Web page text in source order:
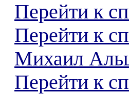
Перейти к
Перейти к
Михаил
Перейти к